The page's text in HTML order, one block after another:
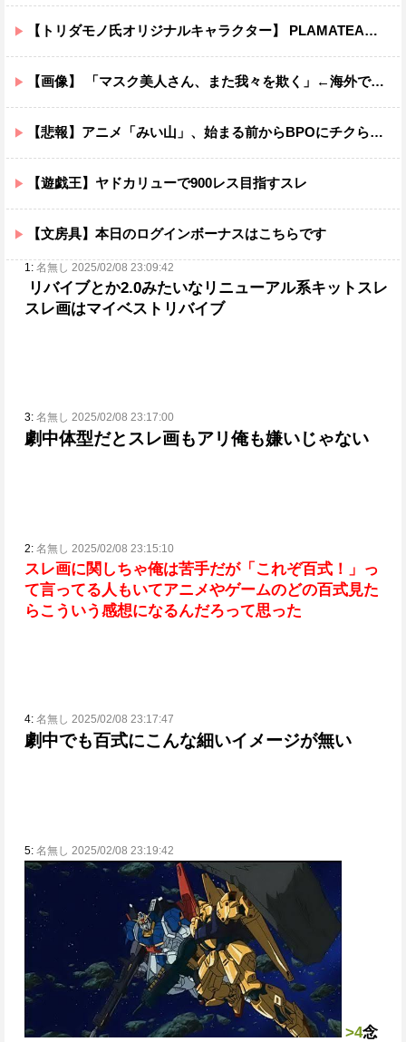
【トリダモノ氏オリジナルキャラクター】 PLAMATEA「MXちゃん」プラモデル【明日予約開始】
【画像】 「マスク美人さん、また我々を欺く」←海外でも流行りだした結果がこちらw w w w w w w
【悲報】アニメ「みい山」、始まる前からBPOにチクられるｗｗｗｗ
【遊戯王】ヤドカリューで900レス目指すスレ
【文房具】本日のログインボーナスはこちらです
1: 名無し 2025/02/08 23:09:42
リバイブとか2.0みたいなリニューアル系キットスレ
スレ画はマイベストリバイブ
3: 名無し 2025/02/08 23:17:00
劇中体型だとスレ画もアリ俺も嫌いじゃない
2: 名無し 2025/02/08 23:15:10
スレ画に関しちゃ俺は苦手だが「これぞ百式！」っ
て言ってる人もいてアニメやゲームのどの百式見た
らこういう感想になるんだろって思った
4: 名無し 2025/02/08 23:17:47
劇中でも百式にこんな細いイメージが無い
5: 名無し 2025/02/08 23:19:42
>4念